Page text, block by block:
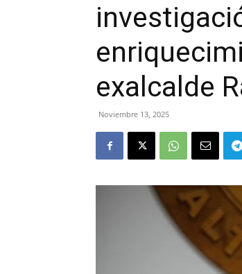
exalcalde
Noviembre 13, 2025